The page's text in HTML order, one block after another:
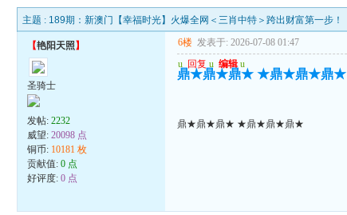
主题 : 189期：新澳门【幸福时光】火爆全网＜三肖中特＞跨出财富第一步！
【艳阳天照 】
圣骑士
发帖:2232
威望:20098 点
铜币: 10181 枚
贡献值:0 点
好评度:0 点
6楼 发表于: 2026-07-08 01:47
u 回复 u 编辑 u
鼎★鼎★鼎★ ★鼎★鼎★鼎★
鼎★鼎★鼎★ ★鼎★鼎★鼎★